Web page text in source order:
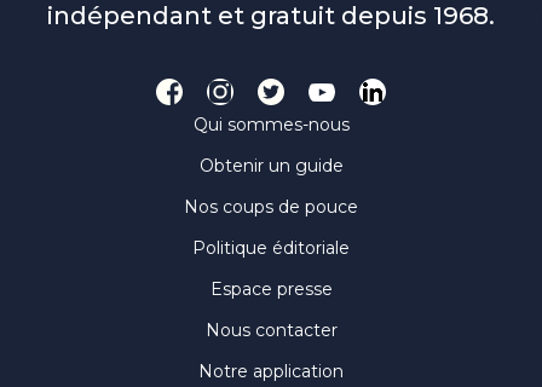
indépendant et gratuit depuis 1968.
Qui sommes-nous
Obtenir un guide
Nos coups de pouce
Politique éditoriale
Espace presse
Nous contacter
Notre application